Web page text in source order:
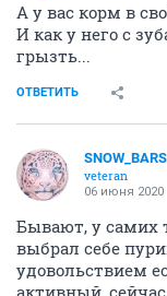
А у вас корм в
И как у него с
грызть...
ОТВЕТИТЬ
SNOW_BARS
veteran
06 июня 2020
Бывают, у самих
выбрал себе
удовольствием
активный,